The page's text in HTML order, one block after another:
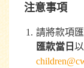
注意事項
請將款項
匯款當日 以